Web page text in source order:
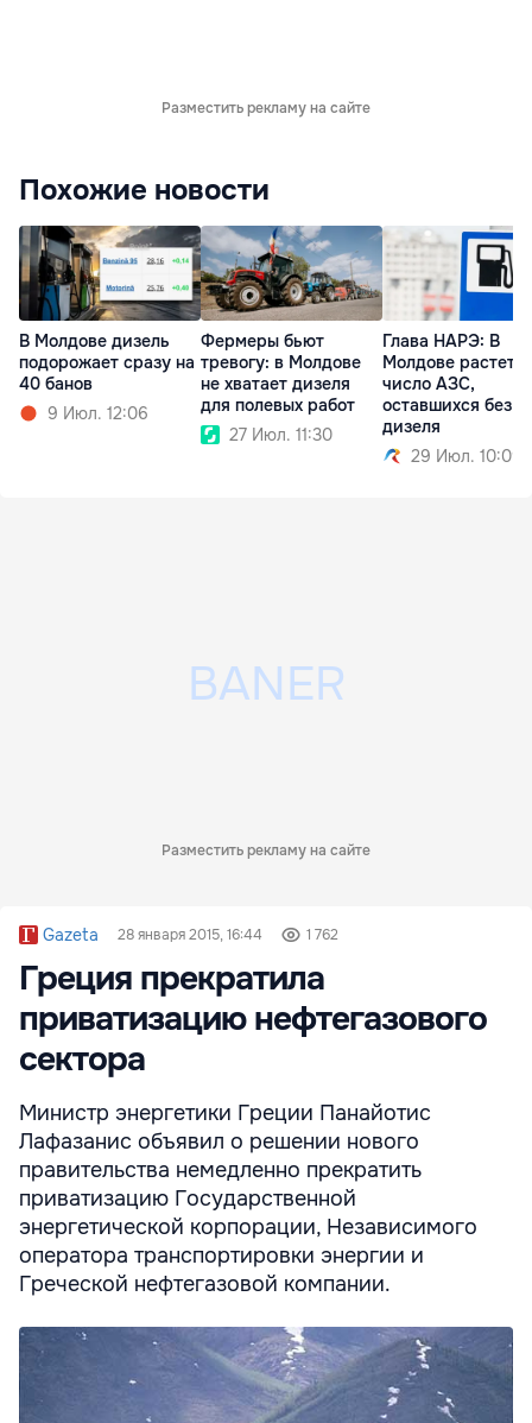
Разместить рекламу на сайте
Похожие новости
В Молдове дизель
подорожает сразу на
40 банов
9 Июл. 12:06
Фермеры бьют
тревогу: в Молдове
не хватает дизеля
для полевых работ
27 Июл. 11:30
Глава НАРЭ: В
Молдове растет
число АЗС,
оставшихся без
дизеля
29 Июл. 10:09
Разместить рекламу на сайте
Gazeta 28 января 2015, 16:44 1 762
Греция прекратила
приватизацию нефтегазового
сектора
Министр энергетики Греции Панайотис
Лафазанис объявил о решении нового
правительства немедленно прекратить
приватизацию Государственной
энергетической корпорации, Независимого
оператора транспортировки энергии и
Греческой нефтегазовой компании.